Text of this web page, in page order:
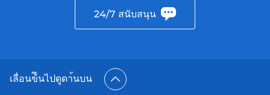
24/7 สนับสนุน
เลื่อนข้ึนไปดูดา้นบน